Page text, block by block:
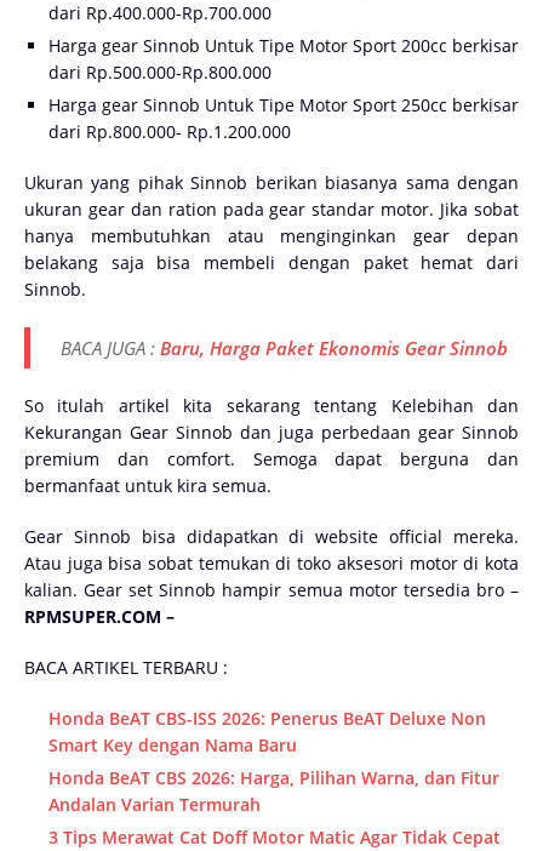
dari Rp.400.000-Rp.700.000
Harga gear Sinnob Untuk Tipe Motor Sport 200cc berkisar
dari Rp.500.000-Rp.800.000
Harga gear Sinnob Untuk Tipe Motor Sport 250cc berkisar
dari Rp.800.000- Rp.1.200.000
Ukuran yang pihak Sinnob berikan biasanya sama dengan
ukuran gear dan ration pada gear standar motor. Jika sobat
hanya membutuhkan atau menginginkan gear depan
belakang saja bisa membeli dengan paket hemat dari
Sinnob.
BACA JUGA : Baru, Harga Paket Ekonomis Gear Sinnob
So itulah artikel kita sekarang tentang Kelebihan dan
Kekurangan Gear Sinnob dan juga perbedaan gear Sinnob
premium dan comfort. Semoga dapat berguna dan
bermanfaat untuk kira semua.
Gear Sinnob bisa didapatkan di website official mereka.
Atau juga bisa sobat temukan di toko aksesori motor di kota
kalian. Gear set Sinnob hampir semua motor tersedia bro –
RPMSUPER.COM –
BACA ARTIKEL TERBARU :
Honda BeAT CBS-ISS 2026: Penerus BeAT Deluxe Non
Smart Key dengan Nama Baru
Honda BeAT CBS 2026: Harga, Pilihan Warna, dan Fitur
Andalan Varian Termurah
3 Tips Merawat Cat Doff Motor Matic Agar Tidak Cepat